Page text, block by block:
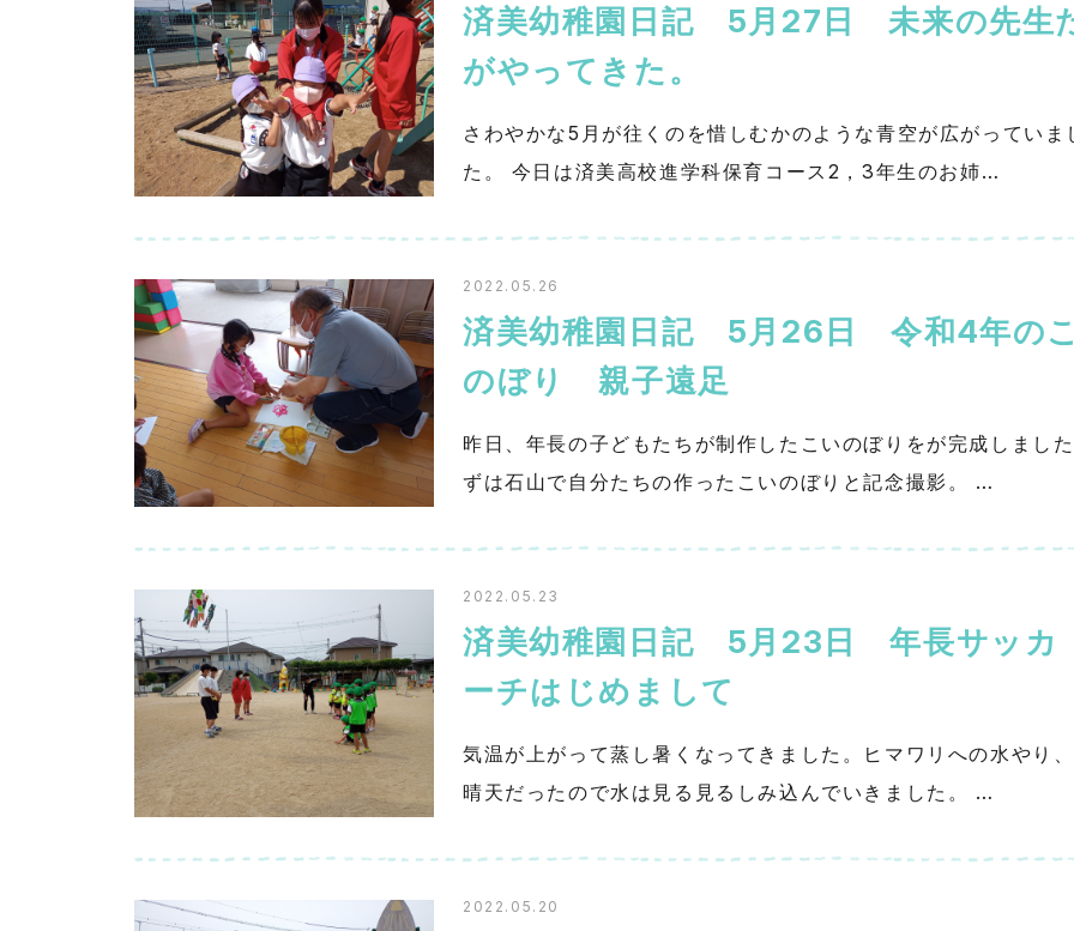
済美幼稚園日記 5月27日 未来の先生
がやってきた。
さわやかな5月が往くのを惜しむかのような青空が広がっていま
た。 今日は済美高校進学科保育コース2，3年生のお姉…
2022.05.26
済美幼稚園日記 5月26日 令和4年の
のぼり 親子遠足
昨日、年長の子どもたちが制作したこいのぼりをが完成しました
ずは石山で自分たちの作ったこいのぼりと記念撮影。 …
2022.05.23
済美幼稚園日記 5月23日 年長サッ
ーチはじめまして
気温が上がって蒸し暑くなってきました。ヒマワリへの水やり
晴天だったので水は見る見るしみ込んでいきました。 …
2022.05.20